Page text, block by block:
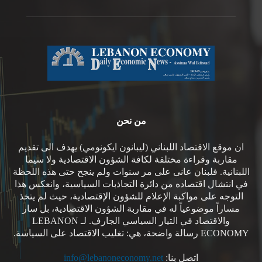
من نحن
ان موقع الاقتصاد اللبناني (ليبانون ايكونومي) يهدف الى تقديم
مقاربة وقراءة مختلفة لكافة الشؤون الاقتصادية ولا سيما
اللبنانية. فلبنان عانى على مر سنوات ولم ينجح حتى هذه اللحظة
في انتشال اقتصاده من دائرة التجاذبات السياسية، وانعكس هذا
التوجه على مواكبة الإعلام للشؤون الإقتصادية، حيث لم يتخذ
مساراً موضوعياً له في مقاربة الشؤون الاقتصادية، بل سار
والاقتصاد في التيار السياسي الجارف. لـ LEBANON
ECONOMY رسالة واضحة، هي: تغليب الاقتصاد على السياسة.
اتصل بنا: info@lebanoneconomy.net